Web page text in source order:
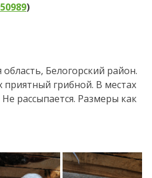
)
Белогорский район.
грибной. В местах
рассыпается. Размеры как